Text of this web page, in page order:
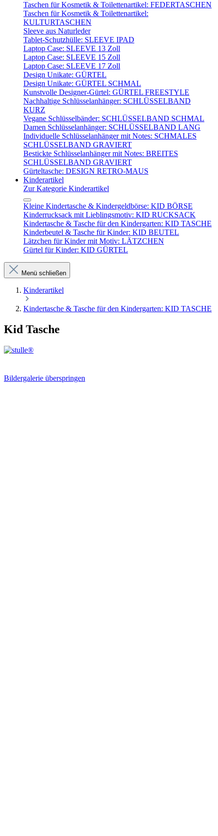
Taschen für Kosmetik & Toilettenartikel: FEDERTASCHEN
Taschen für Kosmetik & Toilettenartikel:
KULTURTASCHEN
Sleeve aus Naturleder
Tablet-Schutzhülle: SLEEVE IPAD
Laptop Case: SLEEVE 13 Zoll
Laptop Case: SLEEVE 15 Zoll
Laptop Case: SLEEVE 17 Zoll
Design Unikate: GÜRTEL
Design Unikate: GÜRTEL SCHMAL
Kunstvolle Designer-Gürtel: GÜRTEL FREESTYLE
Nachhaltige Schlüsselanhänger: SCHLÜSSELBAND
KURZ
Vegane Schlüsselbänder: SCHLÜSSELBAND SCHMAL
Damen Schlüsselanhänger: SCHLÜSSELBAND LANG
Individuelle Schlüsselanhänger mit Notes: SCHMALES
SCHLÜSSELBAND GRAVIERT
Bestickte Schlüsselanhänger mit Notes: BREITES
SCHLÜSSELBAND GRAVIERT
Gürteltasche: DESIGN RETRO-MAUS
Kinderartikel
Zur Kategorie Kinderartikel
Kleine Kindertasche & Kindergeldbörse: KID BÖRSE
Kinderrucksack mit Lieblingsmotiv: KID RUCKSACK
Kindertasche & Tasche für den Kindergarten: KID TASCHE
Kinderbeutel & Tasche für Kinder: KID BEUTEL
Lätzchen für Kinder mit Motiv: LÄTZCHEN
Gürtel für Kinder: KID GÜRTEL
Menü schließen
Kinderartikel
Kindertasche & Tasche für den Kindergarten: KID TASCHE
Kid Tasche
Bildergalerie überspringen